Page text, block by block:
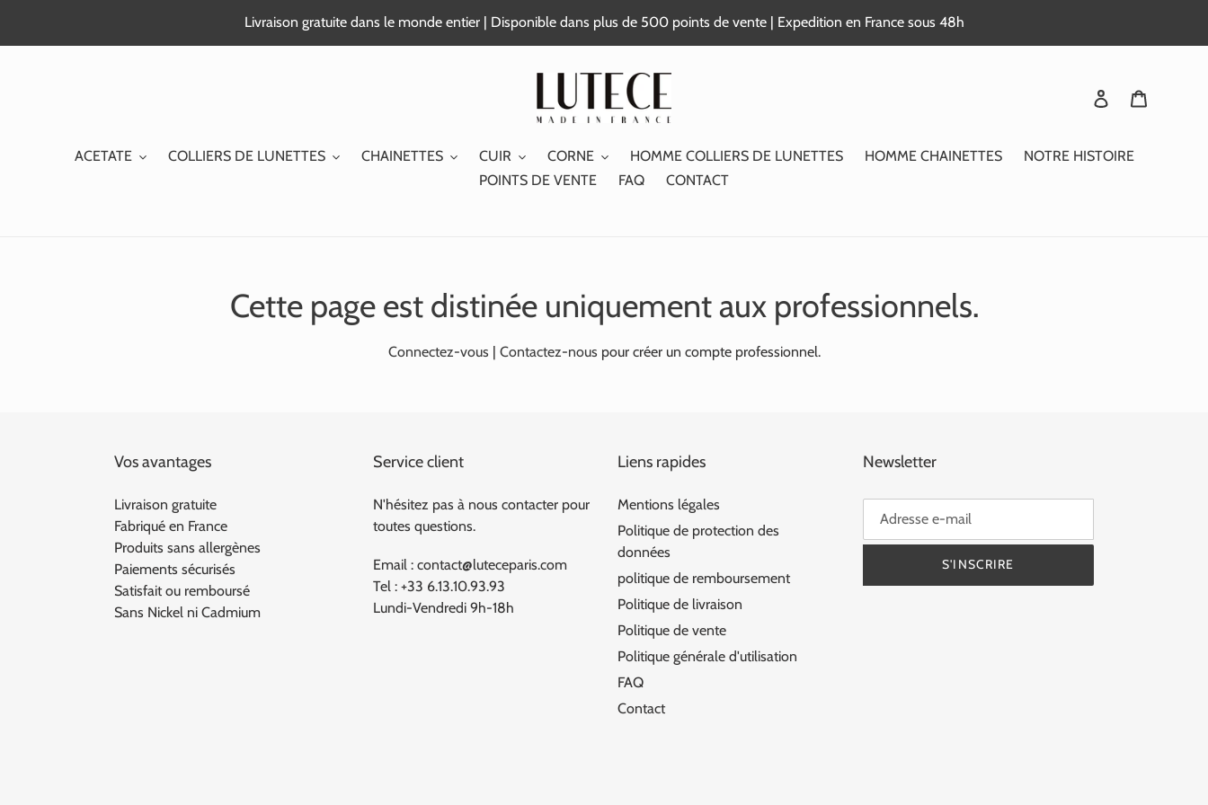
Livraison gratuite dans le monde entier | Disponible dans plus de 500 points de vente | Expedition en France sous 48h
Se connecter
ACETATE COLLIERS DE LUNETTES CHAINETTES CUIR CORNE HOMME COLLIERS DE LUNETTES HOMME CHAINETTES
NOTRE HISTOIRE
POINTS DE VENTE
FAQ CONTACT
Cette page est distinée uniquement aux professionnels.
Connectez-vous | Contactez-nous pour créer un compte professionnel.
Vos avantages
Livraison gratuite
Fabriqué en France
Produits sans allergènes
Paiements sécurisés
Satisfait ou remboursé
Sans Nickel ni Cadmium
Service client
N'hésitez pas à nous contacter pour
toutes questions.
Email : contact@luteceparis.com
Tel : +33 6.13.10.93.93
Lundi-Vendredi 9h-18h
Liens rapides
Mentions légales
Politique de protection des
données
politique de remboursement
Politique de livraison
Politique de vente
Politique générale d'utilisation
FAQ
Contact
Newsletter
S'INSCRIRE